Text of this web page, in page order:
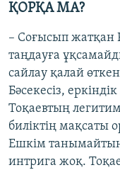
ҚОРҚА МА?
– Соғысып жатқан
таңдауға
сайлау қалай
Бәсекесіз,
Тоқаевтың
биліктің мақсаты
Ешкім
интрига жоқ.